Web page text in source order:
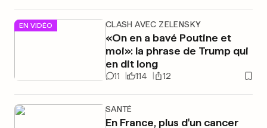
EN VIDÉO CLASH AVEC ZELENSKY
«On en a bavé Poutine et
moi»: la phrase de Trump qui
en dit long
11 114 12
SANTÉ
En France, plus d'un cancer